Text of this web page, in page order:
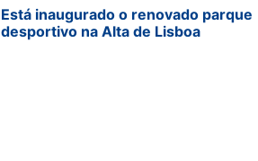
Está inaugurado o renovado parque
desportivo na Alta de Lisboa